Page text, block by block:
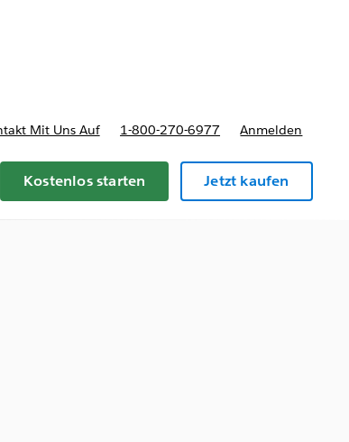
navigation for Bereitstellungsoptionen und Preise
Mit Uns Auf 1-800-270-6977 Anmelden
Kostenlos starten Jetzt kaufen